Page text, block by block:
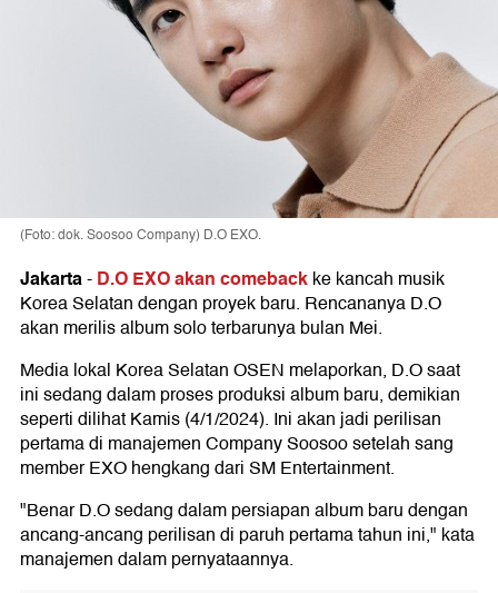
(Foto: dok. Soosoo Company) D.O EXO.
Jakarta-D.O EXO akan comebackke kancah musik
Korea Selatan dengan proyek baru. Rencananya D.O
akan merilis album solo terbarunya bulan Mei.
Media lokal Korea Selatan OSEN melaporkan, D.O saat
ini sedang dalam proses produksi album baru, demikian
seperti dilihat Kamis (4/1/2024). Ini akan jadi perilisan
pertama di manajemen Company Soosoo setelah sang
member EXO hengkang dari SM Entertainment.
"Benar D.O sedang dalam persiapan album baru dengan
ancang-ancang perilisan di paruh pertama tahun ini," kata
manajemen dalam pernyataannya.